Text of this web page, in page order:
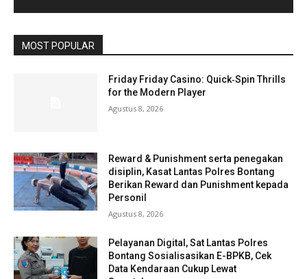
MOST POPULAR
Friday Friday Casino: Quick‑Spin Thrills
for the Modern Player
Agustus 8, 2026
Reward & Punishment serta penegakan
disiplin, Kasat Lantas Polres Bontang
Berikan Reward dan Punishment kepada
Personil
Agustus 8, 2026
Pelayanan Digital, Sat Lantas Polres
Bontang Sosialisasikan E-BPKB, Cek
Data Kendaraan Cukup Lewat